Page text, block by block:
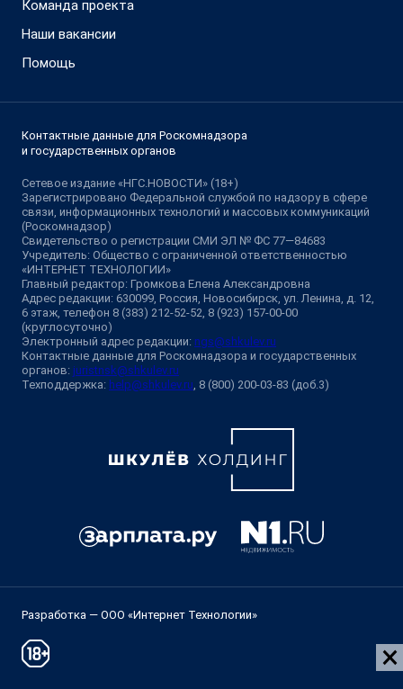
Команда проекта
Наши вакансии
Помощь
Контактные данные для Роскомнадзора
и государственных органов
Сетевое издание «НГС.НОВОСТИ» (18+)
Зарегистрировано Федеральной службой по надзору в сфере
связи, информационных технологий и массовых коммуникаций
(Роскомнадзор)
Свидетельство о регистрации СМИ ЭЛ № ФС 77—84683
Учредитель: Общество с ограниченной ответственностью
«ИНТЕРНЕТ ТЕХНОЛОГИИ»
Главный редактор: Громкова Елена Александровна
Адрес редакции: 630099, Россия, Новосибирск, ул. Ленина, д. 12,
6 этаж, телефон 8 (383) 212-52-52, 8 (923) 157-00-00
(круглосуточно)
Электронный адрес редакции: ngs@shkulev.ru
Контактные данные для Роскомнадзора и государственных
органов: juristnsk@shkulev.ru
Техподдержка: help@shkulev.ru , 8 (800) 200-03-83 (доб.3)
Разработка — ООО «Интернет Технологии»